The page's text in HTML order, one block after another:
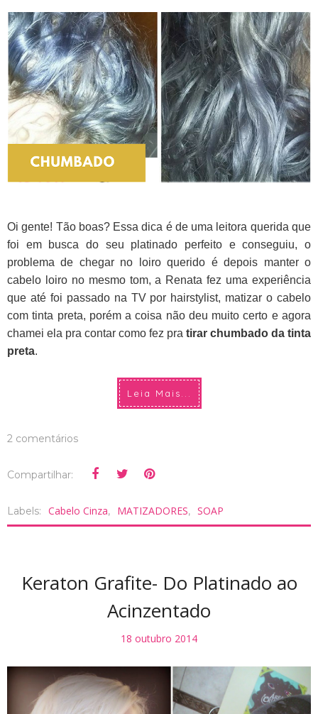
Oi gente! Tão boas? Essa dica é de uma leitora querida que
foi em busca do seu platinado perfeito e conseguiu, o
problema de chegar no loiro querido é depois manter o
cabelo loiro no mesmo tom, a Renata fez uma experiência
que até foi passado na TV por hairstylist, matizar o cabelo
com tinta preta, porém a coisa não deu muito certo e agora
chamei ela pra contar como fez pra tirar chumbado da tinta
preta.
Leia Mais...
2 comentários
Compartilhar:
Labels: Cabelo Cinza, MATIZADORES, SOAP
Keraton Grafite- Do Platinado ao
Acinzentado
18 outubro 2014